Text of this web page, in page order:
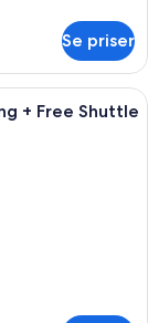
Se priser
en stor säng, ett
+ Free Shuttle